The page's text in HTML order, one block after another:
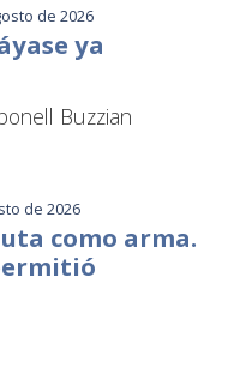
de 2026
ya
Buzzian
de 2026
como arma.